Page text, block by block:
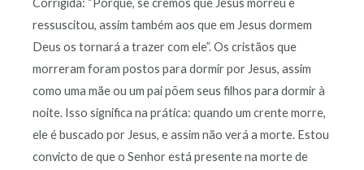
ressuscitou, assim também aos que em Jesus dormem
Deus os tornará a trazer com ele”. Os cristãos que
morreram foram postos para dormir por Jesus, assim
como uma mãe ou um pai põem seus filhos para dormir à
noite. Isso significa na prática: quando um crente morre,
ele é buscado por Jesus, e assim não verá a morte. Estou
convicto de que o Senhor está presente na morte de